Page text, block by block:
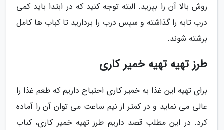
روش بالا آن را بپزید. البته توجه کنید که در ابتدا باید کمی
درب تابه را گذاشته و سپس درب را بردارید تا کباب ها کامل
برشته شوند.
طرز تهیه تهیه خمیر کاری
برای تهیه این غذا به خمیر کاری احتیاج داریم که طعم غذا را
عالی می نماید و در کمتر از نیم ساعت می توان آن را آماده
کرد. در این مطلب قصد داریم طرز تهیه خمیر کاری، کباب